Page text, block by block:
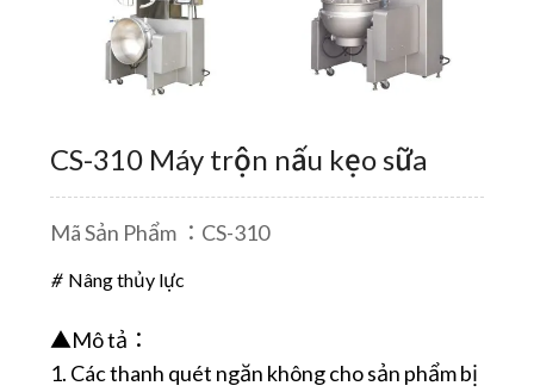
CS-310 Máy trộn nấu kẹo sữa
Mã Sản Phẩm ：CS-310
Nâng thủy lực
▲Mô tả：
1. Các thanh quét ngăn không cho sản phẩm bị